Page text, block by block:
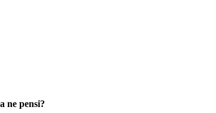
ne pensi?